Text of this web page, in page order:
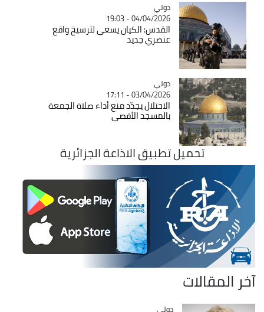
Catégorie
دولي
04/04/2026 - 19:03
القدس: الكيان يسعى لترسيخ واقع
عنصري جديد
Catégorie
دولي
03/04/2026 - 17:11
الاحتلال يجدّد منع أداء صلاة الجمعة
بالمسجد الأقصى
تحميل تطبيق الاذاعة الجزائرية
آخر المقالات
Catégorie
دولي